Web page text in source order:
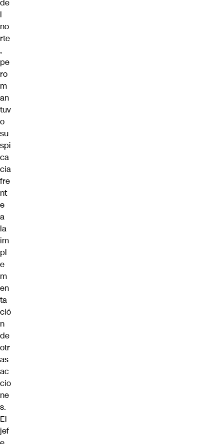
de
l
no
rte
,
pe
ro
m
an
tuv
o
su
spi
ca
cia
fre
nt
e
a
la
im
pl
e
m
en
ta
ció
n
de
otr
as
ac
cio
ne
s.
El
jef